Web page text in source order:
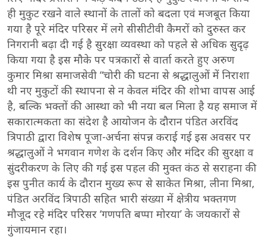
ही मुकुट रखने वाले स्थानों के तालों को बदला एवं मजबूत किया
गया है पूरे मंदिर परिसर में लगे सीसीटीवी कैमरों को दुरुस्त कर
निगरानी बढ़ा दी गई है सुरक्षा व्यवस्था को पहले से अधिक सुदृढ़
किया गया है इस मौके पर पत्रकारों से वार्ता करते हुए अरुण
कुमार मिश्रा समाजसेवी “चोरी की घटना से श्रद्धालुओं में निराशा
थी नए मुकुटों की स्थापना से न केवल मंदिर की शोभा वापस आई
है, बल्कि भक्तों की आस्था को भी नया बल मिला है यह समाज में
सकारात्मकता का संदेश है आयोजन के दौरान पंडित अरविंद
त्रिपाठी द्वारा विशेष पूजा-अर्चना संपन्न कराई गई इस अवसर पर
श्रद्धालुओं ने भगवान गणेश के दर्शन किए और मंदिर की सुरक्षा व
सुंदरीकरण के लिए की गई इस पहल की मुक्त कंठ से सराहना की
इस पुनीत कार्य के दौरान मुख्य रूप से साकेत मिश्रा, लीना मिश्रा,
पंडित अरविंद त्रिपाठी सहित भारी संख्या में क्षेत्रीय भक्तगण
मौजूद रहे मंदिर परिसर ‘गणपति बप्पा मोरया’ के जयकारों से
गुंजायमान रहा।